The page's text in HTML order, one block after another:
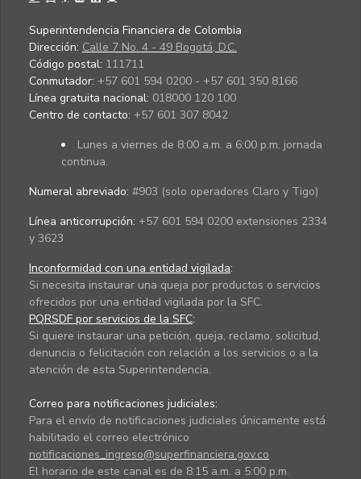
Superintendencia Financiera de Colombia
Dirección: Calle 7 No. 4 - 49 Bogotá, D.C.
Código postal: 111711
Conmutador: +57 601 594 0200 - +57 601 350 8166
Línea gratuita nacional: 018000 120 100
Centro de contacto: +57 601 307 8042
Lunes a viernes de 8:00 a.m. a 6:00 p.m. jornada
continua.
Numeral abreviado: #903 (solo operadores Claro y Tigo)
Línea anticorrupción: +57 601 594 0200 extensiones 2334
y 3623
Inconformidad con una entidad vigilada:
Si necesita instaurar una queja por productos o servicios
ofrecidos por una entidad vigilada por la SFC.
PQRSDF por servicios de la SFC:
Si quiere instaurar una petición, queja, reclamo, solicitud,
denuncia o felicitación con relación a los servicios o a la
atención de esta Superintendencia.
Correo para notificaciones judiciales:
Para el envío de notificaciones judiciales únicamente está
habilitado el correo electrónico
notificaciones_ingreso@superfinanciera.gov.co
El horario de este canal es de 8:15 a.m. a 5:00 p.m.